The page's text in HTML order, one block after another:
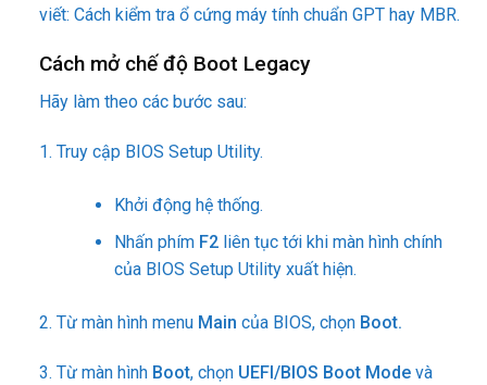
viết: Cách kiểm tra ổ cứng máy tính chuẩn GPT hay MBR.
Cách mở chế độ Boot Legacy
Hãy làm theo các bước sau:
1. Truy cập BIOS Setup Utility.
Khởi động hệ thống.
Nhấn phím F2liên tục tới khi màn hình chính
của BIOS Setup Utility xuất hiện.
2. Từ màn hình menu Main của BIOS, chọn Boot.
3. Từ màn hình Boot, chọn UEFI/BIOS Boot Modevà